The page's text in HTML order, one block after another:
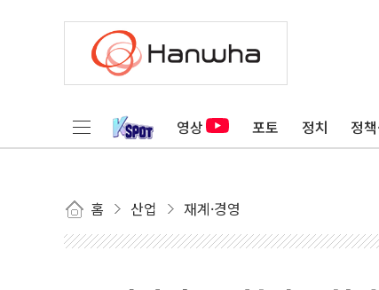
영상 포토 정치 정
홈 산업 재계·경영